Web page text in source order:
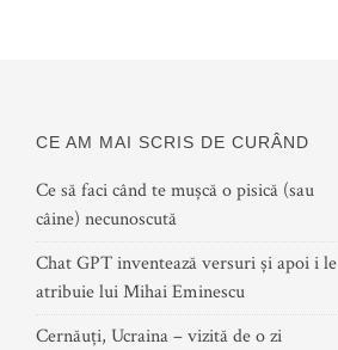
CE AM MAI SCRIS DE CURÂND
Ce să faci când te mușcă o pisică (sau
câine) necunoscută
Chat GPT inventează versuri și apoi i le
atribuie lui Mihai Eminescu
Cernăuți, Ucraina – vizită de o zi